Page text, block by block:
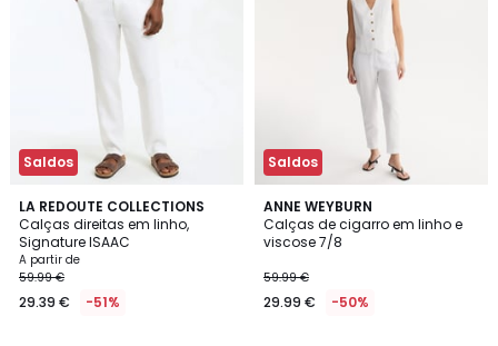
Saldos
LA REDOUTE COLLECTIONS
Calças direitas em linho,
Signature ISAAC
A partir de
59.99 €
29.39 € -51%
4,5
/ 5
5
Cores
Saldos
ANNE WEYBURN
Calças de cigarro em linho e
viscose 7/8
59.99 €
29.99 € -50%
4
/
5
3
Cores